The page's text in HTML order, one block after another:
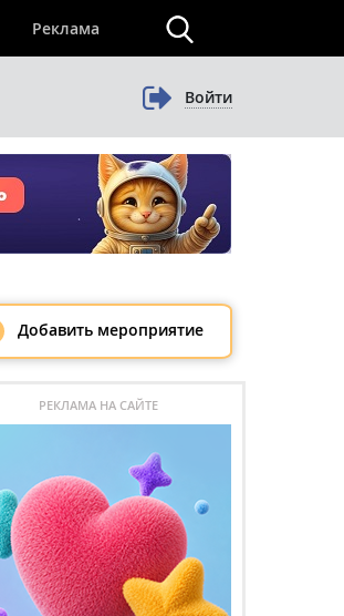
Реклама
Войти
Добавить мероприятие
РЕКЛАМА НА САЙТЕ